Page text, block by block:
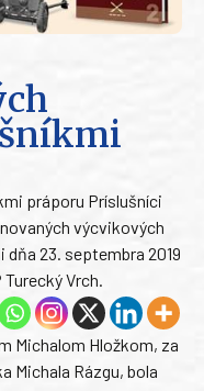
práporu Príslušníci
výcvikových
23. septembra 2019
Vrch.
Michalom Hložkom, za
Michala Rázgu, bola